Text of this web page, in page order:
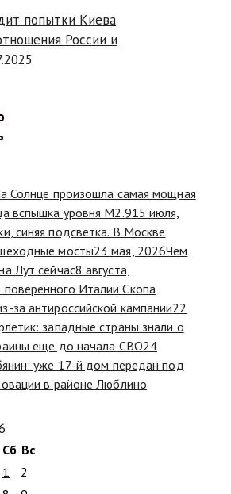
попытки Киева
России и
Солнце произошла самая мощная
вспышка уровня М2.915 июля,
синяя подсветка. В Москве
мосты23 мая, 2026Чем
Лут сейчас8 августа,
Италии Скопа
за антироссийской кампании22
западные страны знали о
еще до начала СВО24
уже 17-й дом передан под
в районе Люблино
Сб Вс
1
2